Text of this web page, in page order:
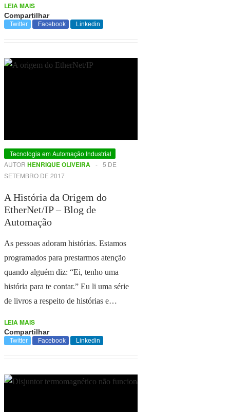
LEIA MAIS
Compartilhar
Twitter Facebook Linkedin
Tecnologia em Automação Industrial
AUTOR HENRIQUE OLIVEIRA - 5 DE
SETEMBRO DE 2017
A História da Origem do
EtherNet/IP – Blog de
Automação
As pessoas adoram histórias. Estamos
programados para prestarmos atenção
quando alguém diz: “Ei, tenho uma
história para te contar.” Eu li uma série
de livros a respeito de histórias e…
LEIA MAIS
Compartilhar
Twitter Facebook Linkedin